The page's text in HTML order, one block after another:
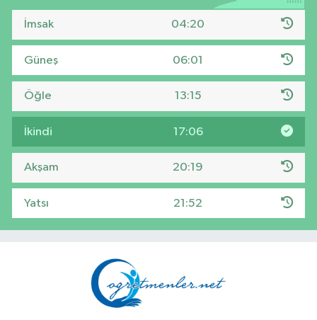
İmsak 04:20
Güneş 06:01
Öğle 13:15
İkindi 17:06
Akşam 20:19
Yatsı 21:52